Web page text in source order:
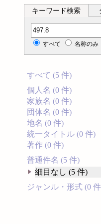
キーワード検索
分類記号検索
すべて 名称のみ
すべて (5 件)
個人名 (0 件)
家族名 (0 件)
団体名 (0 件)
地名 (0 件)
統一タイトル (0 件)
著作 (0 件)
普通件名 (5 件)
細目なし (5 件)
ジャンル・形式 (0